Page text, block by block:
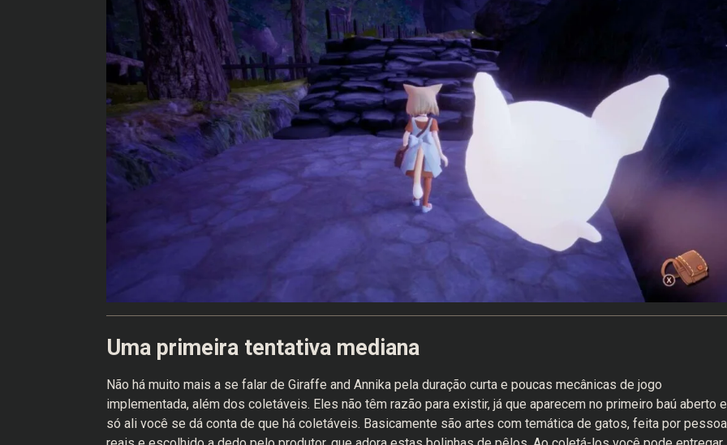
Uma primeira tentativa mediana
Não há muito mais a se falar de Giraffe and Annika pela duração curta e poucas mecânicas de jogo
implementada, além dos coletáveis. Eles não têm razão para existir, já que aparecem no primeiro baú aberto e
só ali você se dá conta de que há coletáveis. Basicamente são artes com temática de gatos, feita por